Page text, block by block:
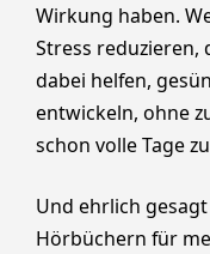
Wirkung haben.
Stress reduzieren,
dabei helfen,
entwickeln, ohne
schon volle Tage
Und ehrlich
Hörbüchern für